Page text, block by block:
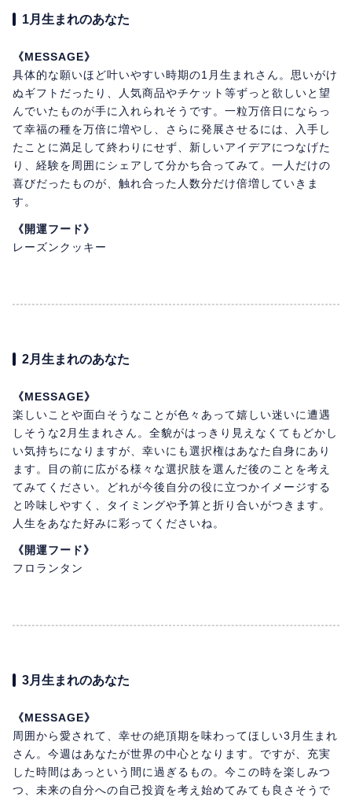
1月生まれのあなた
《MESSAGE》
具体的な願いほど叶いやすい時期の1月生まれさん。思いがけ
ぬギフトだったり、人気商品やチケット等ずっと欲しいと望
んでいたものが手に入れられそうです。一粒万倍日にならっ
て幸福の種を万倍に増やし、さらに発展させるには、入手し
たことに満足して終わりにせず、新しいアイデアにつなげた
り、経験を周囲にシェアして分かち合ってみて。一人だけの
喜びだったものが、触れ合った人数分だけ倍増していきま
す。
《開運フード》
レーズンクッキー
2月生まれのあなた
《MESSAGE》
楽しいことや面白そうなことが色々あって嬉しい迷いに遭遇
しそうな2月生まれさん。全貌がはっきり見えなくてもどかし
い気持ちになりますが、幸いにも選択権はあなた自身にあり
ます。目の前に広がる様々な選択肢を選んだ後のことを考え
てみてください。どれが今後自分の役に立つかイメージする
と吟味しやすく、タイミングや予算と折り合いがつきます。
人生をあなた好みに彩ってくださいね。
《開運フード》
フロランタン
3月生まれのあなた
《MESSAGE》
周囲から愛されて、幸せの絶頂期を味わってほしい3月生まれ
さん。今週はあなたが世界の中心となります。ですが、充実
した時間はあっという間に過ぎるもの。今この時を楽しみつ
つ、未来の自分への自己投資を考え始めてみても良さそうで